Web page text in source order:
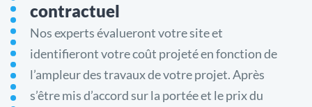
contractuel
Nos experts évalueront votre site et
identifieront votre coût projeté en fonction de
l’ampleur des travaux de votre projet. Après
s’être mis d’accord sur la portée et le prix du